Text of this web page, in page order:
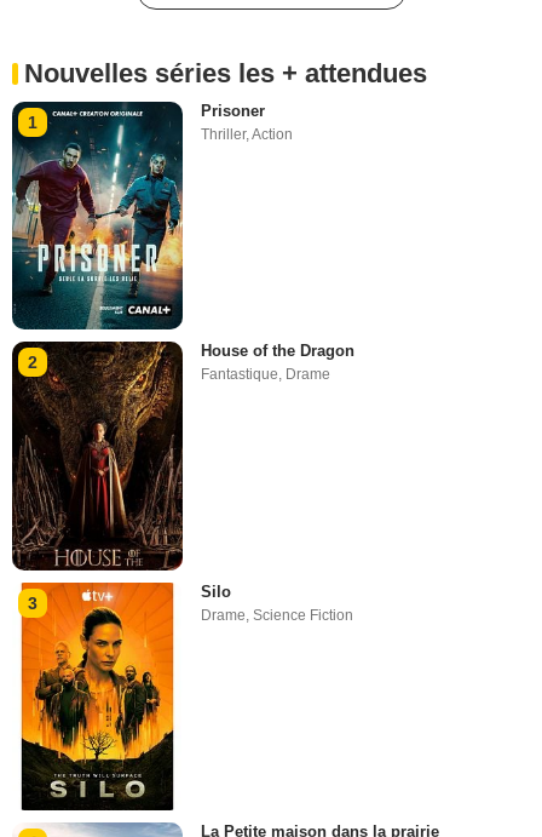
Nouvelles séries les + attendues
1
Prisoner
Thriller,Action
2
House of the Dragon
Fantastique, Drame
3
Silo
Drame ,Science Fiction
La Petite maison dans la prairie